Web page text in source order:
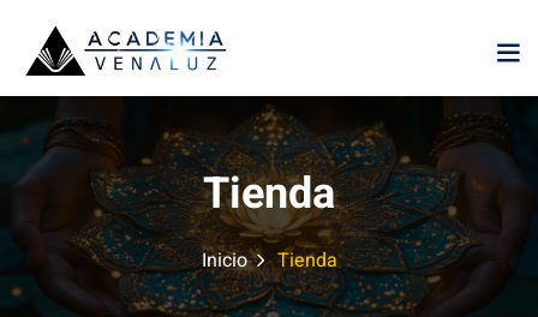
Tienda
Inicio Tienda
Sign in
Sign in
Don’t have an account?Sign up